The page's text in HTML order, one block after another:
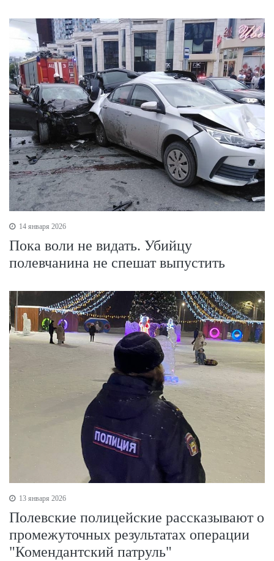
14 января 2026
Пока воли не видать. Убийцу
полевчанина не спешат выпустить
13 января 2026
Полевские полицейские рассказывают о
промежуточных результатах операции
"Комендантский патруль"